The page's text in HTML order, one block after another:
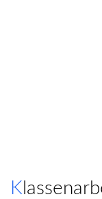
Klassenarbeiten und